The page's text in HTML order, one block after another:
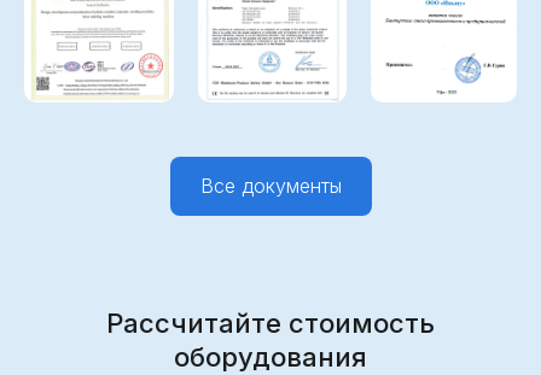
Все документы
Рассчитайте стоимость
оборудования